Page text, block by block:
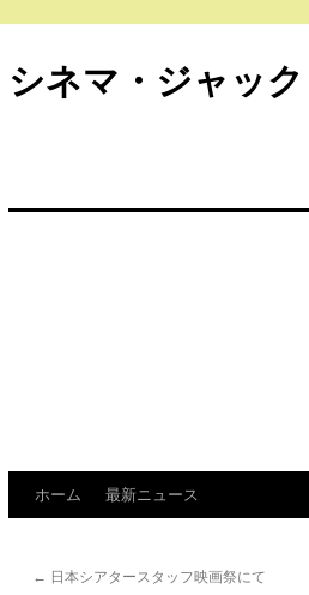
シネマ・ジャッ
ホーム 最新ニュース
← 日本シアタースタッフ映画祭にて